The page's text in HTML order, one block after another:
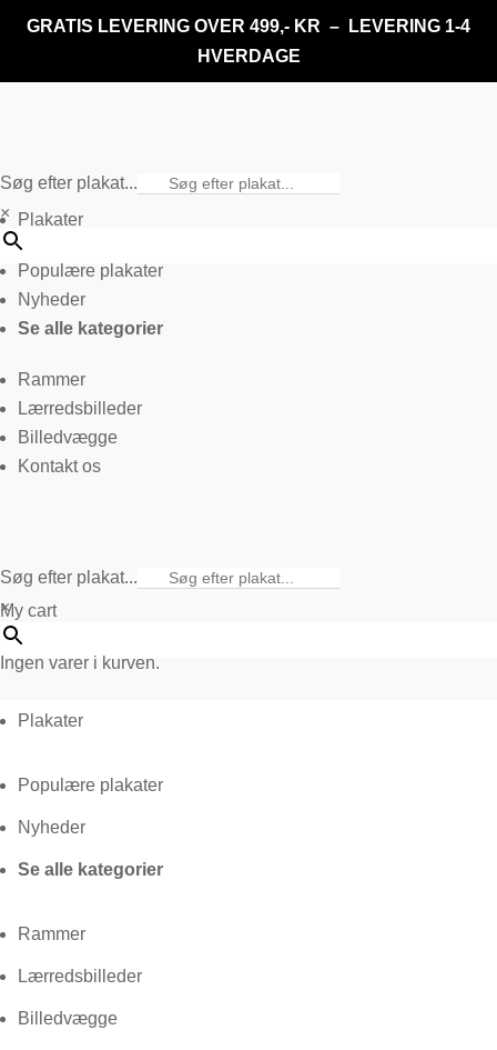
GRATIS LEVERING OVER 499,- KR – LEVERING 1-4
HVERDAGE
Søg efter plakat...
× Plakater
Populære plakater
Nyheder
Se alle kategorier
Rammer
Lærredsbilleder
Billedvægge
Kontakt os
Søg efter plakat...
×
My cart
Ingen varer i kurven.
Plakater
Populære plakater
Nyheder
Se alle kategorier
Rammer
Lærredsbilleder
Billedvægge